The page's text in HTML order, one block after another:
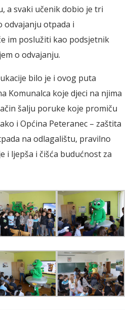
a svaki učenik dobio je tri
odvajanju otpada i
im poslužiti kao podsjetnik
o odvajanju.
bilo je i ovog puta
Komunalca koje djeci na njima
šalju poruke koje promiču
i Općina Peteranec – zaštita
na odlagalištu, pravilno
i ljepša i čišća budućnost za